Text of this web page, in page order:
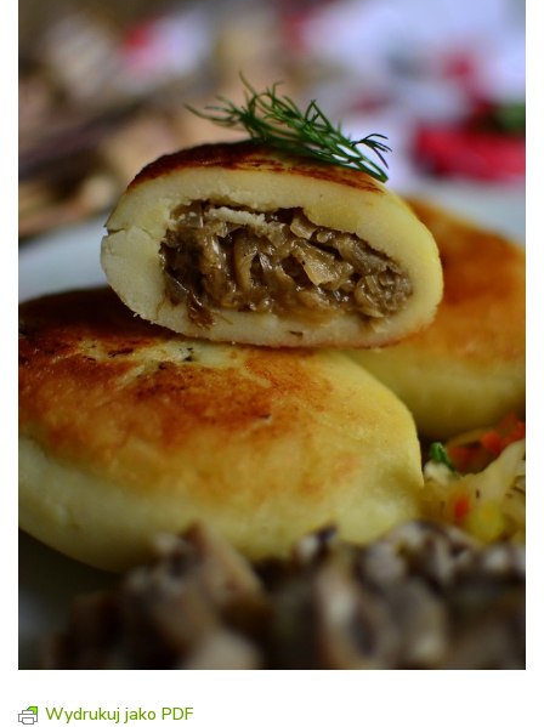
Wydrukuj jako PDF